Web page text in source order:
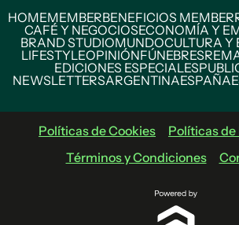
HOMEMEMBERBENEFICIOS MEMBER
CAFÉ Y NEGOCIOSECONOMÍA Y
BRAND STUDIOMUNDOCULTURA Y
LIFESTYLEOPINIÓNFÚNEBRES
EDICIONES ESPECIALES
NEWSLETTERSARGENTINAESPAÑA
Políticas de Cookies
Políticas
Términos y Condiciones